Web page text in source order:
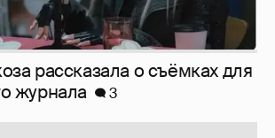
рассказала о съёмках для
журнала
3